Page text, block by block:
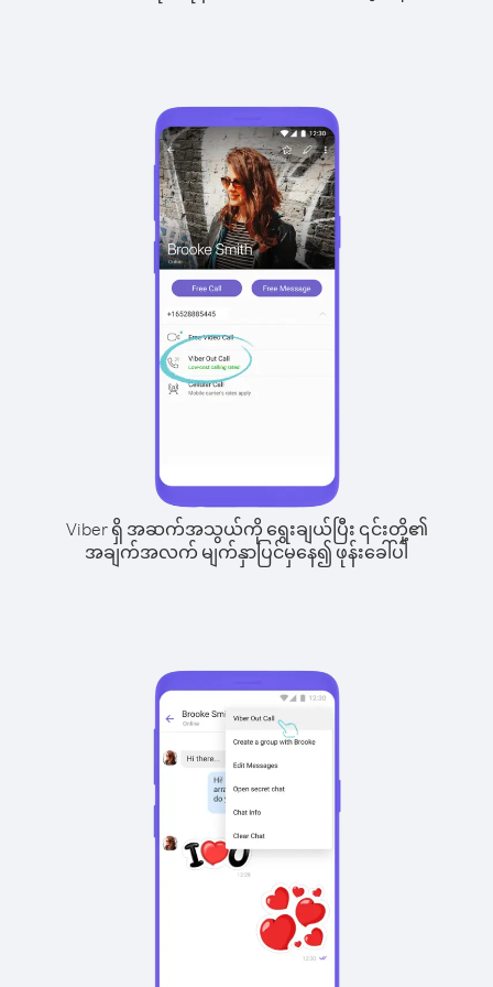
Viber ရှိ အဆက်အသွယ်ကို ရွေးချယ်ပြီး ၎င်းတို့၏
အချက်အလက် မျက်နှာပြင်မှနေ၍ ဖုန်းခေါ်ပါ